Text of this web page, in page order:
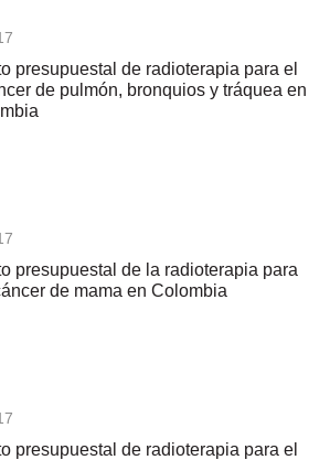
presupuestal de radioterapia para el
de pulmón, bronquios y tráquea en
presupuestal de la radioterapia para
de mama en Colombia
presupuestal de radioterapia para el